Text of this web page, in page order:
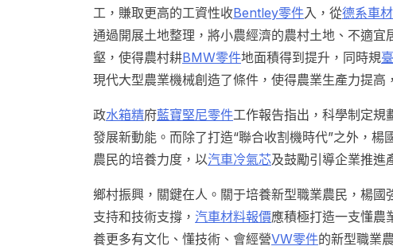
工，賺取更高的工資性收Bentley零件入，從德系車
通過開展土地整理，將小農經濟的農村土地、不適
壑，使得農村耕BMW零件地面積得到提升，同時規
現代大型農業機械創造了條件，使得農業生產力提高，
政水箱精府藍寶堅尼零件工作報告指出，科學制定規
發展新動能。而除了打造“聯合收割機時代”之外，楊
農民的培養力度，以汽車冷氣芯及鼓勵引導企業推進
鄉村振興，關鍵在人。關于培養新型職業農民，楊
支持和技術支撐， 汽車材料報價應積極打造一支懂農
養更多有文化、懂技術、會經營VW零件的新型職業